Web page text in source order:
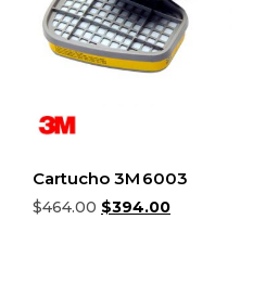
Cartucho 3M 6003
$464.00 $394.00